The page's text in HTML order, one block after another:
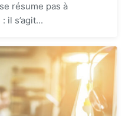
résume pas à
il s’agit...